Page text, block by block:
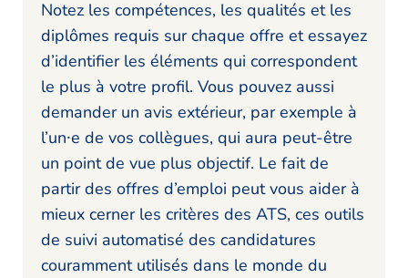
Notez les compétences, les qualités et les
diplômes requis sur chaque offre et essayez
d’identifier les éléments qui correspondent
le plus à votre profil. Vous pouvez aussi
demander un avis extérieur, par exemple à
l’un⸱e de vos collègues, qui aura peut-être
un point de vue plus objectif. Le fait de
partir des offres d’emploi peut vous aider à
mieux cerner les critères des ATS, ces outils
de suivi automatisé des candidatures
couramment utilisés dans le monde du